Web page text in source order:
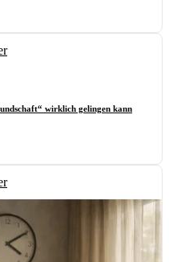
wirklich gelingen kann